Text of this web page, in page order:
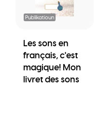
Publikatioun
Les sons en
français, c'est
magique! Mon
livret des sons